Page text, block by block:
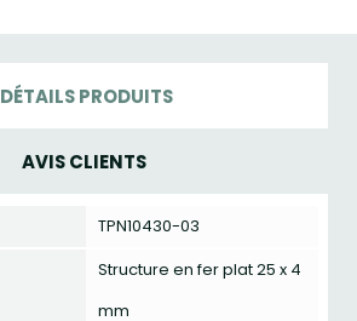
DÉTAILS PRODUITS
AVIS CLIENTS
TPN10430-03
Structure en fer plat 25 x 4
mm